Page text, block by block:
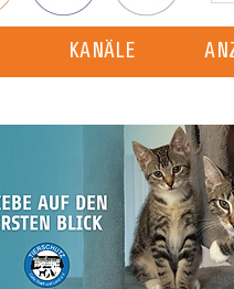
KANÄLE